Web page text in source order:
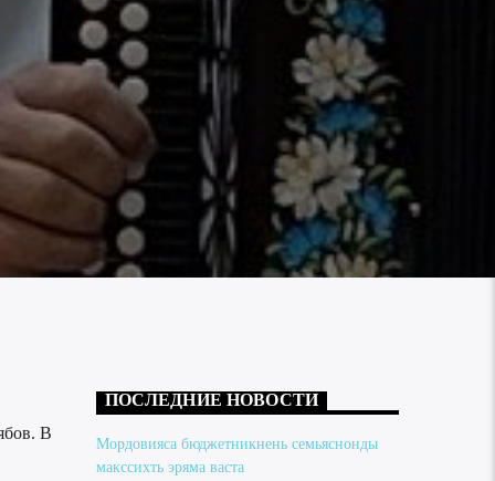
В
ПОСЛЕДНИЕ НОВОСТИ
Мордовияса бюджетникнень семьяснонды
макссихть эряма васта